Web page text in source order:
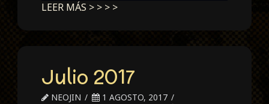
LEER MÁS > > > >
Julio 2017
NEOJIN
1 AGOSTO, 2017